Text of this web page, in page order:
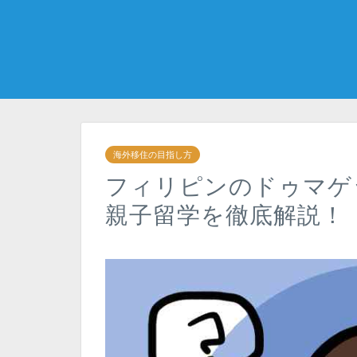
海外移住の目指し方
フィリピンのドゥマ
親子留学を徹底解説！